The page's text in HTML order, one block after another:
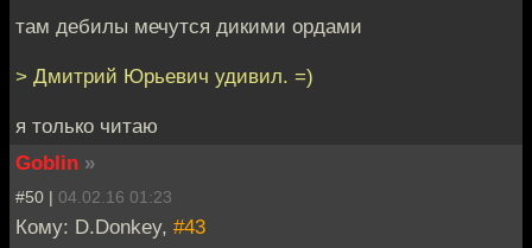
там дебилы мечутся дикими ордами
> Дмитрий Юрьевич удивил. =)
я только читаю
Goblin »
#50 | 04.02.16 01:23
Кому: D.Donkey, #43